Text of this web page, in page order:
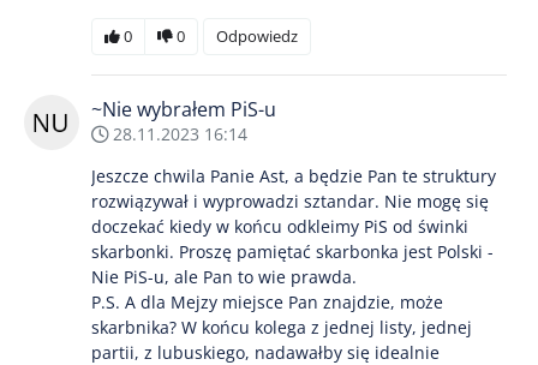
0 0 Odpowiedz
~Nie wybrałem PiS-u
28.11.2023 16:14
Jeszcze chwila Panie Ast, a będzie Pan te struktury
rozwiązywał i wyprowadzi sztandar. Nie mogę się
doczekać kiedy w końcu odkleimy PiS od świnki
skarbonki. Proszę pamiętać skarbonka jest Polski -
Nie PiS-u, ale Pan to wie prawda.
P.S. A dla Mejzy miejsce Pan znajdzie, może
skarbnika? W końcu kolega z jednej listy, jednej
partii, z lubuskiego, nadawałby się idealnie